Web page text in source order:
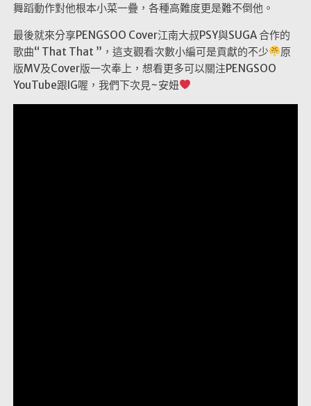
舞蹈動作對他根本小菜一疊，各種高難度更是難不倒他。
最後就來分享PENGSOO Cover江南大叔PSY與SUGA 合作的
歌曲“ That That ”，這支觀看次數小編可是貢獻的不少
原
版MV及Cover版一次奉上，想看更多可以關注PENGSOO
YouTube跟IG喔，我們下次見~安妞